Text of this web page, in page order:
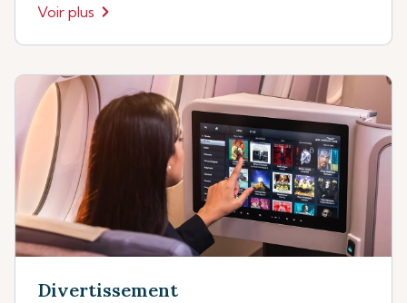
Voir plus
Divertissement